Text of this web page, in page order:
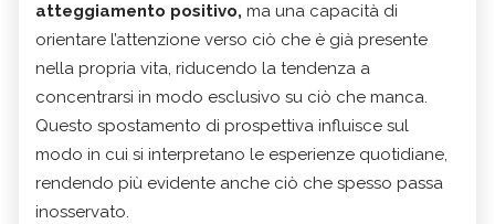
atteggiamento positivo, ma una capacità di
orientare l’attenzione verso ciò che è già presente
nella propria vita, riducendo la tendenza a
concentrarsi in modo esclusivo su ciò che manca.
Questo spostamento di prospettiva influisce sul
modo in cui si interpretano le esperienze quotidiane,
rendendo più evidente anche ciò che spesso passa
inosservato.